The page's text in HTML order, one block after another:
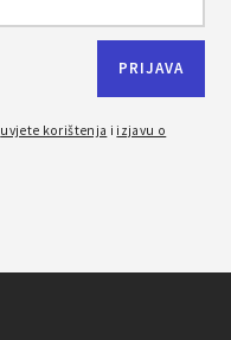
uvjete korištenja i izjavu o